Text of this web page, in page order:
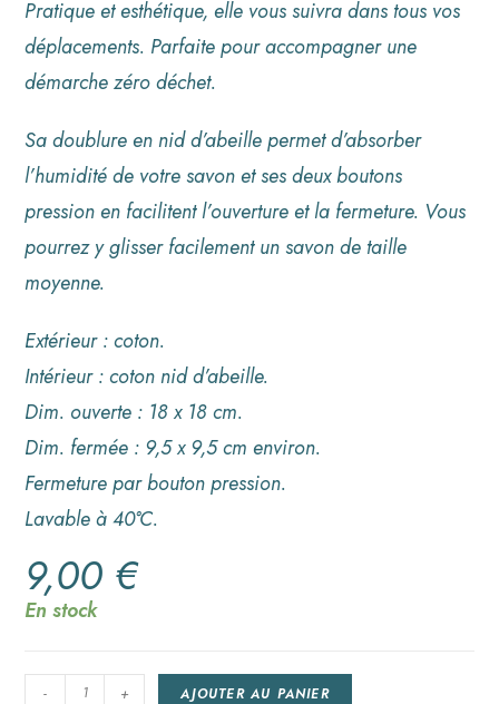
Pratique et esthétique, elle vous suivra dans tous vos
déplacements. Parfaite pour accompagner une
démarche zéro déchet.
Sa doublure en nid d’abeille permet d’absorber
l’humidité de votre savon et ses deux boutons
pression en facilitent l’ouverture et la fermeture. Vous
pourrez y glisser facilement un savon de taille
moyenne.
Extérieur : coton.
Intérieur : coton nid d’abeille.
Dim. ouverte : 18 x 18 cm.
Dim. fermée : 9,5 x 9,5 cm environ.
Fermeture par bouton pression.
Lavable à 40°C.
9,00 €
En stock
- + AJOUTER AU PANIER